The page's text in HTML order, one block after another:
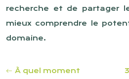
recherche et de partager
mieux comprendre le
domaine.
À quel moment